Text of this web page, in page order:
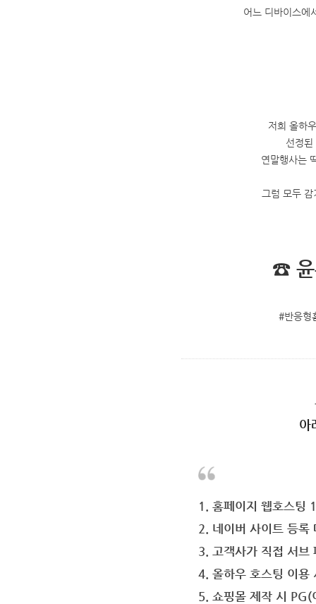
어느 디바이스에
저희 올하
선정
연말행사는
그럼 모두
☎ 윤
#반응형
아
1. 홈페이지 웹호스팅
2. 네이버 사이트 등록
3. 고객사가 직접 서브
4. 올하우 호스팅 이용
5. 쇼핑몰 제작 시